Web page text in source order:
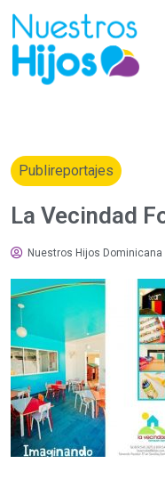
Publireportajes
La Vecindad
Nuestros Hijos Dominicana